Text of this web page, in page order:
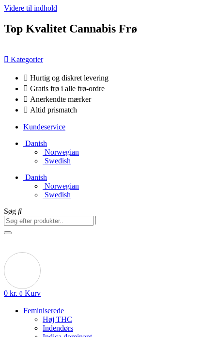
Videre til indhold
Top Kvalitet Cannabis Frø
Kategorier
Hurtig og diskret levering
Gratis frø i alle frø-ordre
Anerkendte mærker
Altid prismatch
Kundeservice
Danish
Norwegian
Swedish
Danish
Norwegian
Swedish
Søg
0 kr. 0 Kurv
Feminiserede
Høj THC
Indendørs